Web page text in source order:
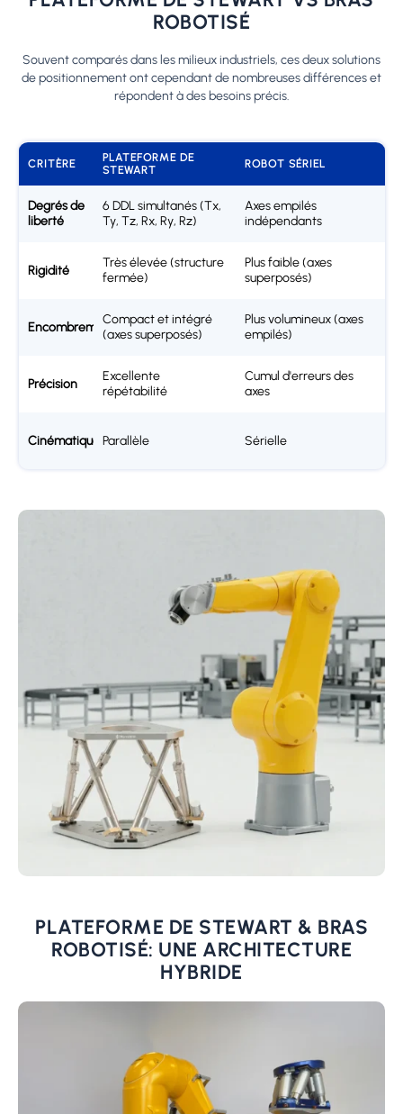
ROBOTISÉ
Souvent comparés dans les milieux industriels, ces deux solutions
de positionnement ont cependant de nombreuses différences et
répondent à des besoins précis.
CRITÈRE
PLATEFORME DE
STEWART
ROBOT SÉRIEL
Degrés de
liberté
6 DDL simultanés (Tx,
Ty, Tz, Rx, Ry, Rz)
Axes empilés
indépendants
Rigidité
Très élevée (structure
fermée)
Plus faible (axes
superposés)
Encombrement
Compact et intégré
(axes superposés)
Plus volumineux (axes
empilés)
Précision
Excellente
répétabilité
Cumul d'erreurs des
axes
Cinématique Parallèle Sérielle
PLATEFORME DE STEWART & BRAS
ROBOTISÉ: UNE ARCHITECTURE
HYBRIDE